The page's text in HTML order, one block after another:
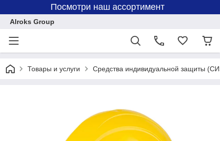
Посмотри наш ассортимент
Alroks Group
Товары и услуги Средства индивидуальной защиты